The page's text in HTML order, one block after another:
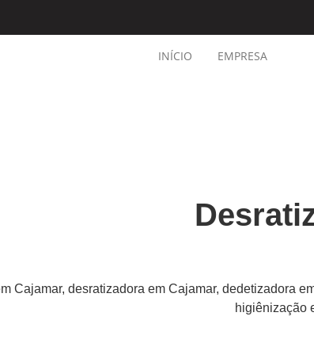
INÍCIO EMPRESA
Cajamar, desratizadora em Cajamar, dedetizadora
higiênização